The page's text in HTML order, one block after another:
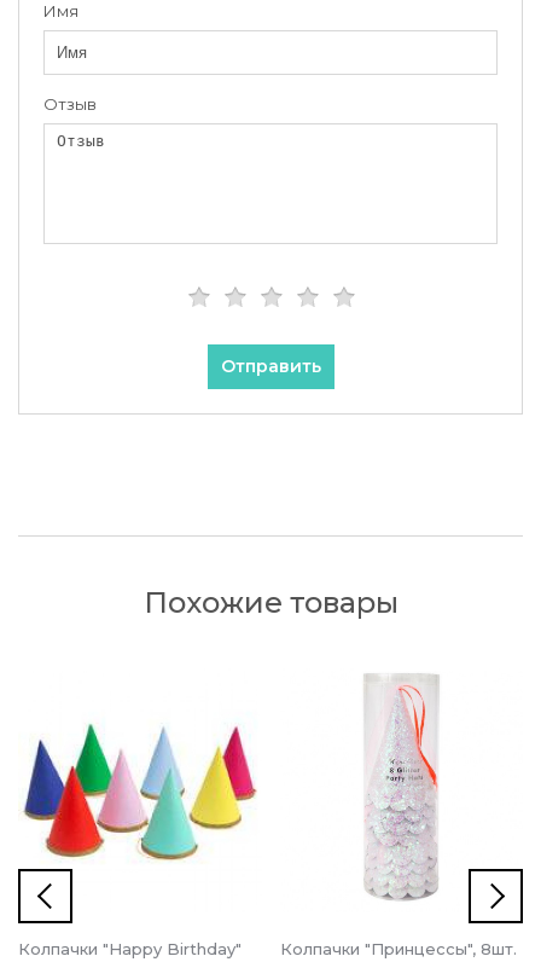
Имя
Отзыв
Отправить
Похожие товары
Колпачки "Нappy Birthday" Колпачки "Принцессы", 8шт.